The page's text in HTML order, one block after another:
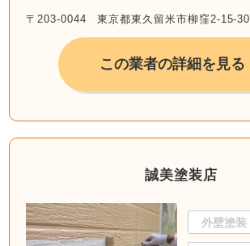
〒203-0044 東京都東久留米市柳窪2-15-30
この業者の詳細を見る
誠美塗装店
外壁塗装